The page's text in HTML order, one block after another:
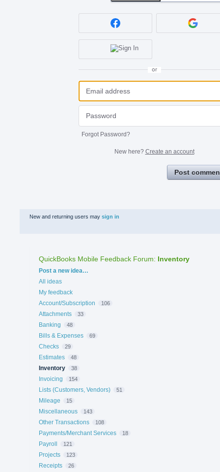
or
Forgot Password?
New here? Create an account
Post
New and returning users may sign in
QuickBooks Mobile Feedback Forum: Inventory
Categories
Post a new idea…
All ideas
My feedback
Account/Subscription
106
Attachments 33
Banking 48
Bills & Expenses 69
Checks 29
Estimates 48
Inventory 38
Invoicing 154
Lists (Customers, Vendors) 51
Mileage 15
Miscellaneous 143
Other Transactions 108
Payments/Merchant Services 18
Payroll 121
Projects 123
Receipts 26